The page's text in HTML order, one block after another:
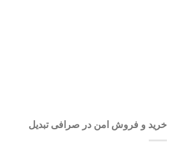
خرید و فروش امن در صرافی تبدیل